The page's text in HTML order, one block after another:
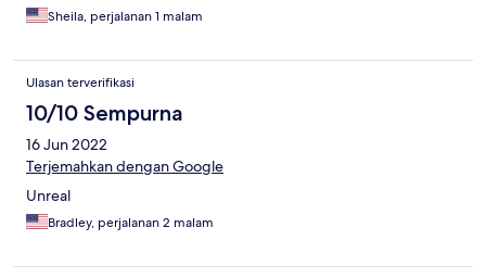
Sheila, perjalanan 1 malam
Ulasan terverifikasi
10/10 Sempurna
16 Jun 2022
Terjemahkan dengan Google
Unreal
Bradley, perjalanan 2 malam